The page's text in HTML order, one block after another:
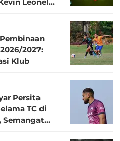
2027:
Klub
Persita
TC di
Semangat